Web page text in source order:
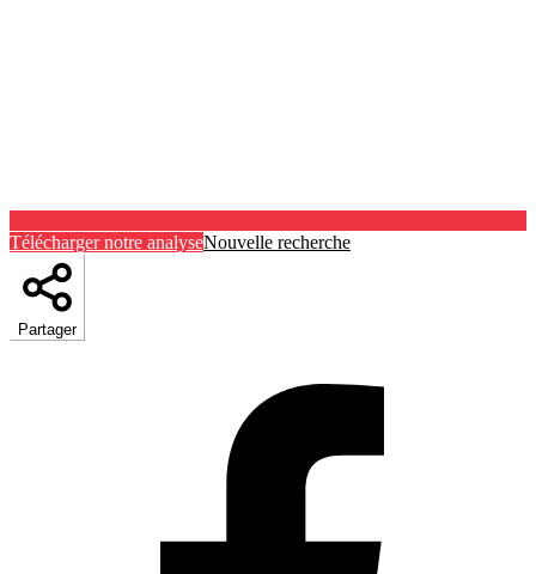
Télécharger notre analyseNouvelle recherche
Partager